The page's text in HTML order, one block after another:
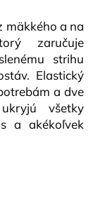
mäkkého a na
zaručuje
strihu
Elastický
a dve
všetky
a akékoľvek